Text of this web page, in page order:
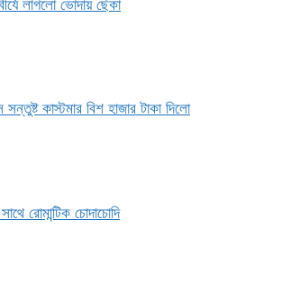
লাগলো ভোদায় ছেঁকা
সন্তুষ্ট কাস্টমার বিশ হাজার টাকা দিলো
রোমান্টিক চোদাচোদি